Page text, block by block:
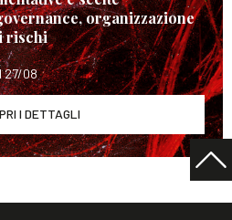
organizzazione
rischi
27/08
I DETTAGLI